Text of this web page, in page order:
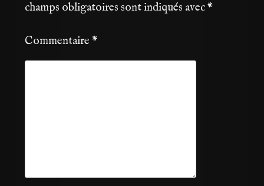
champs obligatoires sont indiqués avec*
Commentaire *